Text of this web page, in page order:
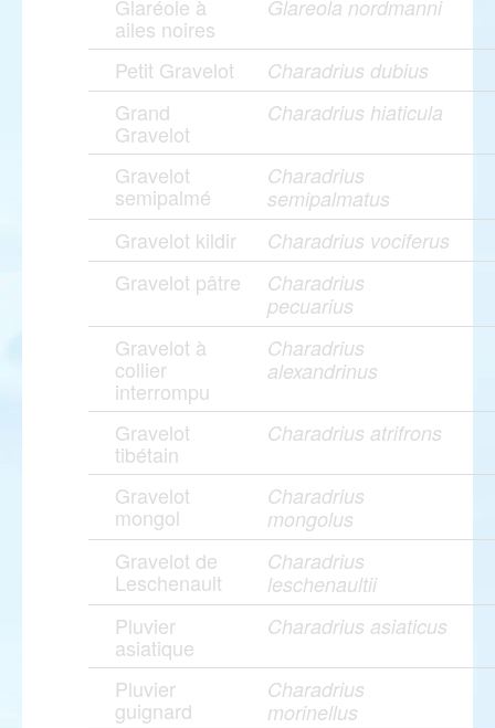
Glaréole à
ailes noires
Glareola nordmanni
Petit Gravelot Charadrius dubius
Grand
Gravelot
Charadrius hiaticula
Gravelot
semipalmé
Charadrius
semipalmatus
Gravelot kildir Charadrius vociferus
Gravelot pâtre
Charadrius
pecuarius
Gravelot à
collier
interrompu
Charadrius
alexandrinus
Gravelot
tibétain
Charadrius atrifrons
Gravelot
mongol
Charadrius
mongolus
Gravelot de
Leschenault
Charadrius
leschenaultii
Pluvier
asiatique
Charadrius asiaticus
Pluvier
guignard
Charadrius
morinellus